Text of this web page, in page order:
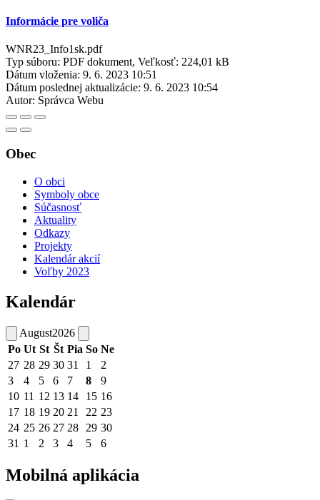
Informácie pre voliča
WNR23_Info1sk.pdf
Typ súboru: PDF dokument, Veľkosť: 224,01 kB
Dátum vloženia: 9. 6. 2023 10:51
Dátum poslednej aktualizácie: 9. 6. 2023 10:54
Autor: Správca Webu
Obec
O obci
Symboly obce
Súčasnosť
Aktuality
Odkazy
Projekty
Kalendár akcií
Voľby 2023
Kalendár
August2026
Po Ut St Št Pia So Ne
27 28 29 30 31 1
2
3
4 5 6 7 8
9
10 11 12 13 14 15 16
17 18 19 20 21 22 23
24 25 26 27 28 29 30
31 1 2 3 4 5 6
Mobilná aplikácia